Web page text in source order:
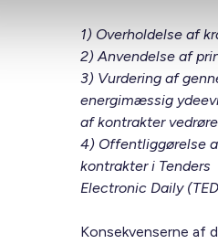
1) Overholdelse af
2) Anvendelse af
3) Vurdering af
energimæssig
af kontrakter
4) Offentliggørelse
kontrakter i Tenders
Electronic Daily
Konsekvenserne af